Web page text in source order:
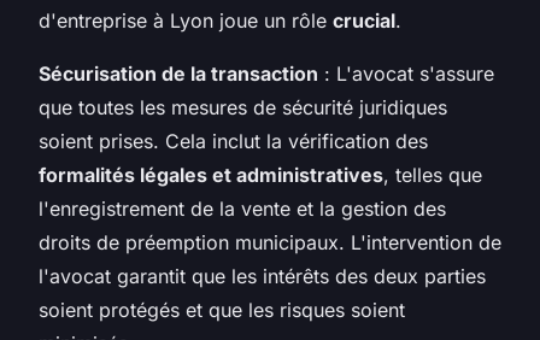
d'entreprise à Lyon joue un rôle crucial.
Sécurisation de la transaction : L'avocat s'assure
que toutes les mesures de sécurité juridiques
soient prises. Cela inclut la vérification des
formalités légales et administratives, telles que
l'enregistrement de la vente et la gestion des
droits de préemption municipaux. L'intervention de
l'avocat garantit que les intérêts des deux parties
soient protégés et que les risques soient